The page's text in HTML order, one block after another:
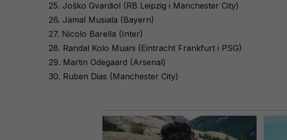
25. Joško Gvardiol (RB Leipzig i Manchester City)
26. Jamal Musiala (Bayern)
27. Nicolo Barella (Inter)
28. Randal Kolo Muani (Eintracht Frankfurt i PSG)
29. Martin Odegaard (Arsenal)
30. Ruben Dias (Manchester City)